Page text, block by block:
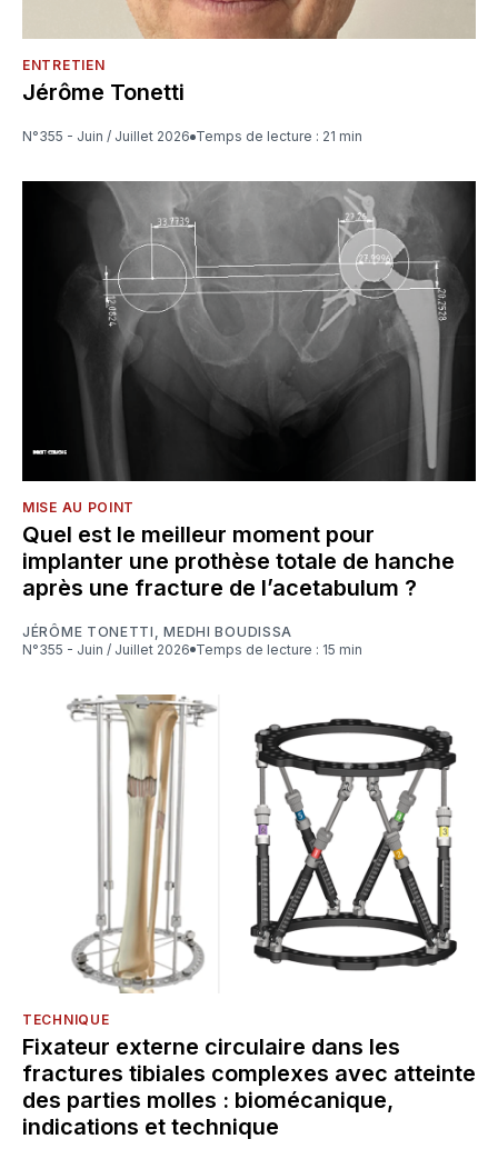
ENTRETIEN
Jérôme Tonetti
N°355 - Juin / Juillet 2026 Temps de lecture : 21 min
MISE AU POINT
Quel est le meilleur moment pour
implanter une prothèse totale de hanche
après une fracture de l’acetabulum ?
JÉRÔME TONETTI ,MEDHI BOUDISSA
N°355 - Juin / Juillet 2026
Temps de lecture : 15 min
TECHNIQUE
Fixateur externe circulaire dans les
fractures tibiales complexes avec atteinte
des parties molles : biomécanique,
indications et technique